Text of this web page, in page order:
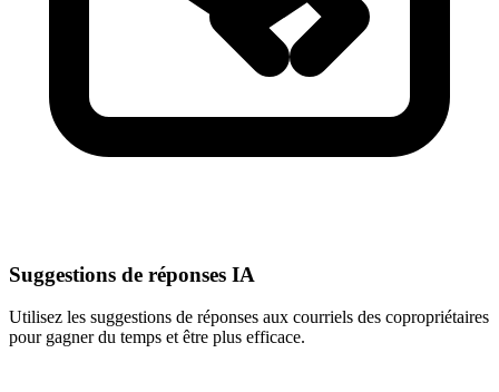
Suggestions de réponses IA
Utilisez les suggestions de réponses aux courriels des copropriétaires
pour gagner du temps et être plus efficace.